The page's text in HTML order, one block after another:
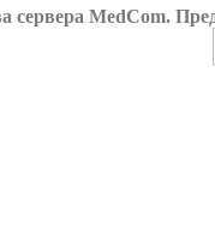
сервера MedCom.